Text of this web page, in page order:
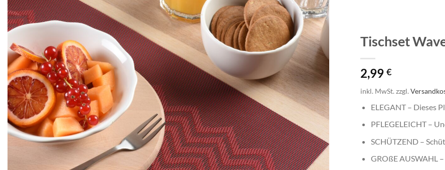
Tischset
2,99€
inkl. MwSt. zzgl.
ELEGANT – Dieses
PFLEGELEICHT –
SCHÜTZEND –
GROßE AUSWAHL